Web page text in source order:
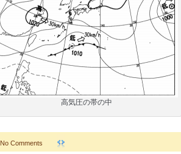
高気圧の帯の中
No Comments